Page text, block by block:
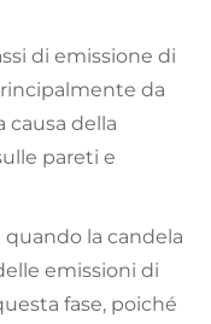
di emissione di
da
causa della
pareti e
quando la candela
emissioni di
fase, poiché